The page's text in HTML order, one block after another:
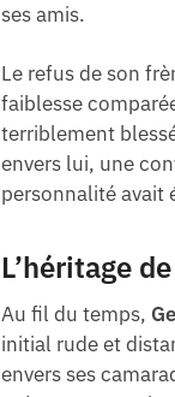
ses amis.
Le refus de son
faiblesse
terriblement
envers lui, une
personnalité avait
L’héritage
Au fil du temps,
initial rude et
envers ses